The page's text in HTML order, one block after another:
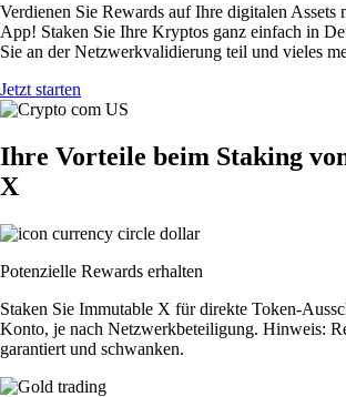
Verdienen Sie Rewards auf Ihre digitalen Assets
App! Staken Sie Ihre Kryptos ganz einfach in
Sie an der Netzwerkvalidierung teil und vieles
Jetzt starten
Ihre Vorteile beim Staking
X
Potenzielle Rewards erhalten
Staken Sie Immutable X für direkte Token-
Konto, je nach Netzwerkbeteiligung. Hinweis:
garantiert und schwanken.